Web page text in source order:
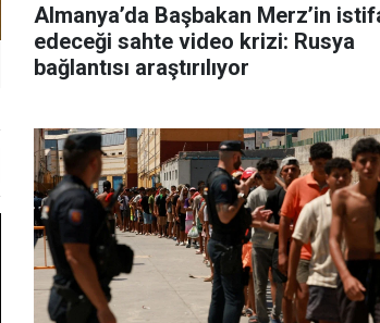
Almanya’da Başbakan Merz’in
edeceği sahte video krizi: Rusya
bağlantısı araştırılıyor